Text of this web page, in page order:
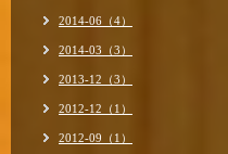
2014-06（4）
2014-03（3）
2013-12（3）
2012-12（1）
2012-09（1）